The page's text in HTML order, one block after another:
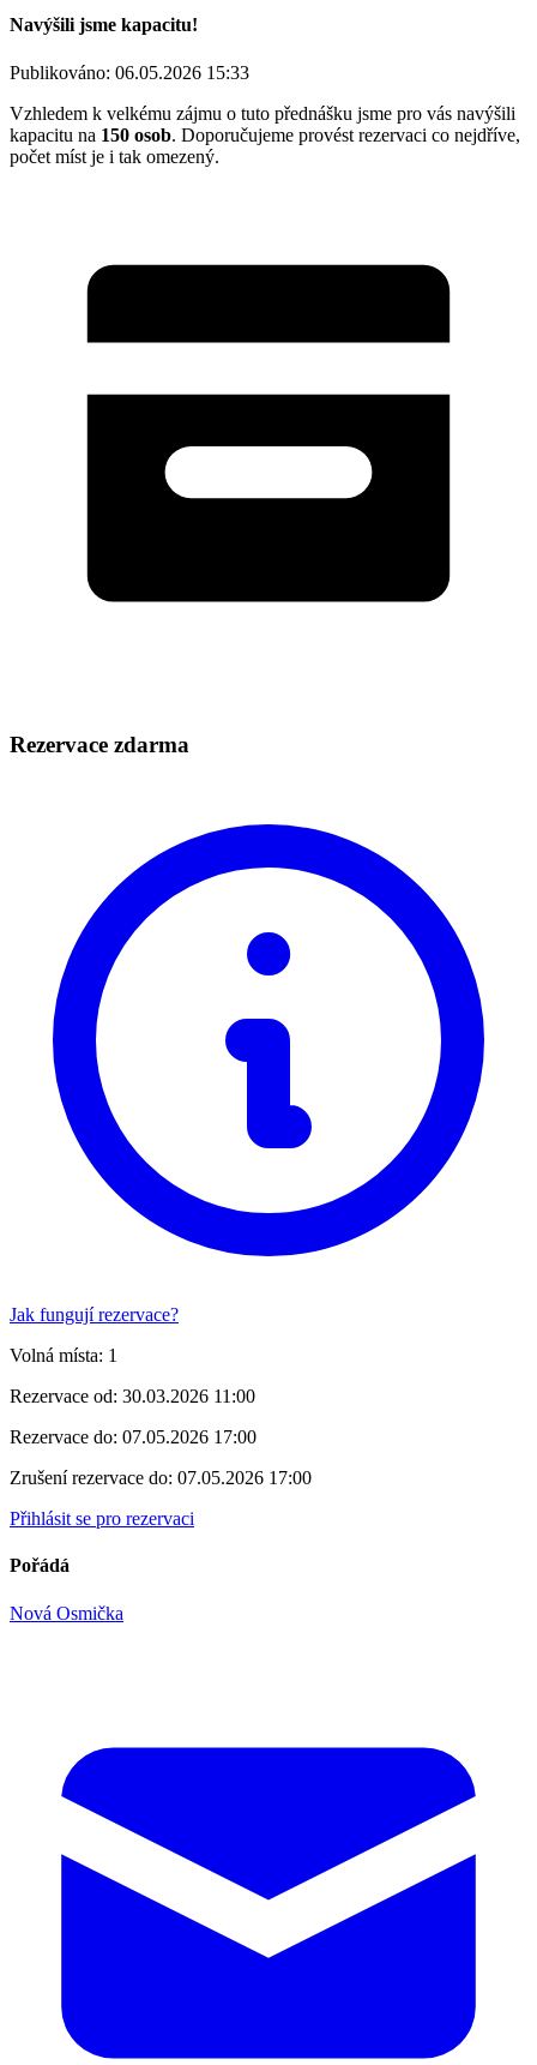
Navýšili jsme kapacitu!
Publikováno: 06.05.2026 15:33
Vzhledem k velkému zájmu o tuto přednášku jsme pro vás navýšili
kapacitu na 150 osob. Doporučujeme provést rezervaci co nejdříve,
počet míst je i tak omezený.
Rezervace zdarma
Jak fungují rezervace?
Volná místa: 1
Rezervace od: 30.03.2026 11:00
Rezervace do: 07.05.2026 17:00
Zrušení rezervace do: 07.05.2026 17:00
Přihlásit se pro rezervaci
Pořádá
Nová Osmička